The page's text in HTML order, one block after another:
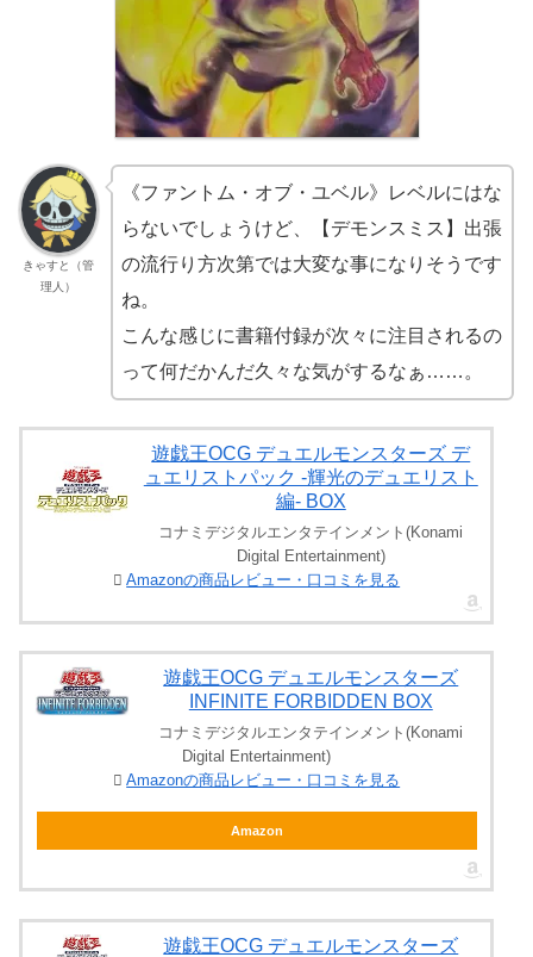
きゃすと（管
理人）
《ファントム・オブ・ユベル》レベルにはな
らないでしょうけど、【デモンスミス】出張
の流行り方次第では大変な事になりそうです
ね。
こんな感じに書籍付録が次々に注目されるの
って何だかんだ久々な気がするなぁ……。
遊戯王OCG デュエルモンスターズ デ
ュエリストパック -輝光のデュエリスト
編- BOX
コナミデジタルエンタテインメント(Konami
Digital Entertainment)
Amazonの商品レビュー・口コミを見る
遊戯王OCG デュエルモンスターズ
INFINITE FORBIDDEN BOX
コナミデジタルエンタテインメント(Konami
Digital Entertainment)
Amazonの商品レビュー・口コミを見る
Amazon
遊戯王OCG デュエルモンスターズ